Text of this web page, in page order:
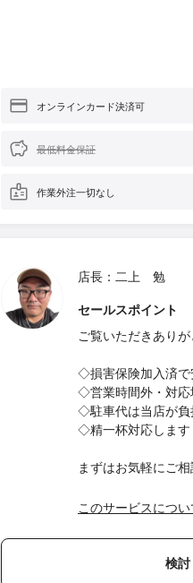
オンラインカード決済可
最低料金保証
作業外注一切なし
店長：二上 勉
セールスポイント
ご覧いただきあり
◇損害保険加入済で
◇営業時間外・対応
◇駐車代は当店が負
◇精一杯対応します
まずはお気軽にご相
このサービスにつ
検討